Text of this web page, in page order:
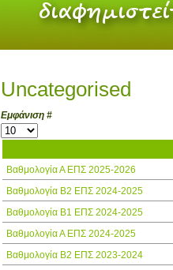
Uncategorised
Εμφάνιση #
Βαθμολογία Α ΕΠΣ 2025-2026
Βαθμολογία Β2 ΕΠΣ 2024-2025
Βαθμολογία Β1 ΕΠΣ 2024-2025
Βαθμολογία Α ΕΠΣ 2024-2025
Βαθμολογία Β2 ΕΠΣ 2023-2024